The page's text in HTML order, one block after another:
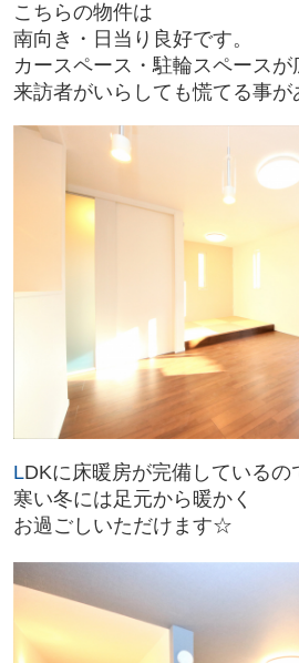
こちらの物件は
南向き・日当り良好です。
カースペース・駐輪スペース
来訪者がいらしても慌てる事が
LDKに床暖房が完備しているの
寒い冬には足元から暖かく
お過ごしいただけます☆